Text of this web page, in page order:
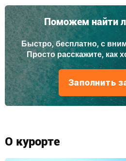
Поможем найти
Быстро, бесплатно, с
Просто расскажите, как
Заполнить
О курорте